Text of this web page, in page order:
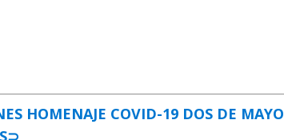
HOMENAJE COVID-19 DOS DE MAYO